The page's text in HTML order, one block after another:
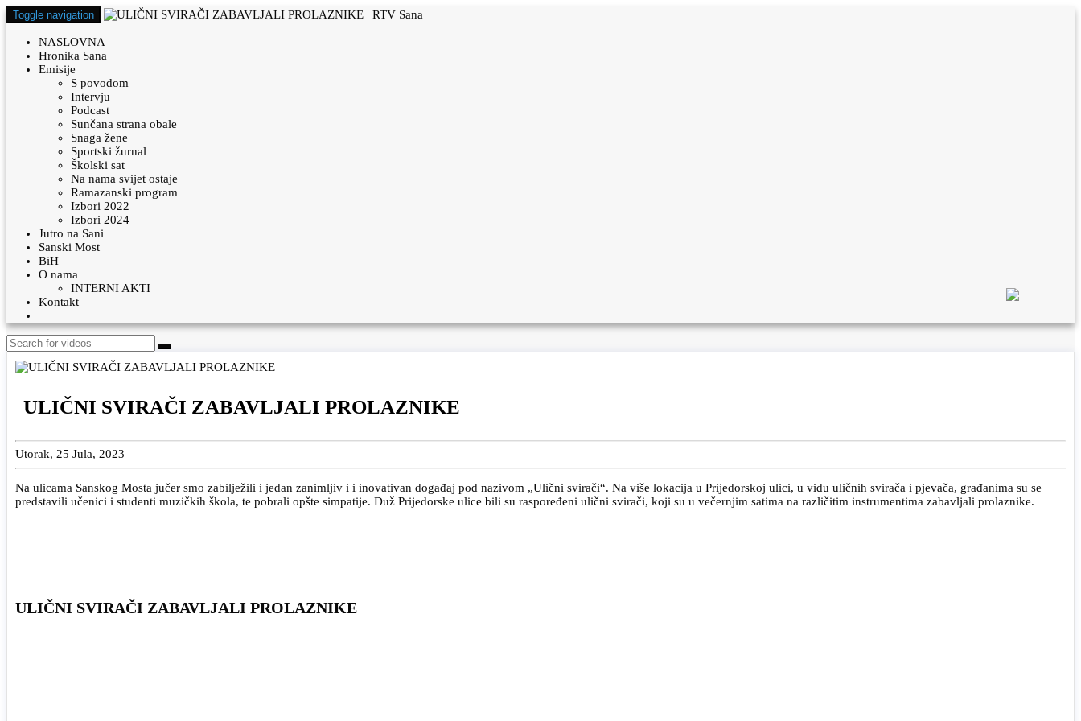
Toggle navigation
NASLOVNA
Hronika Sana
Emisije
S povodom
Intervju
Podcast
Sunčana strana obale
Snaga žene
Sportski žurnal
Školski sat
Na nama svijet ostaje
Ramazanski program
Izbori 2022
Izbori 2024
Jutro na Sani
Sanski Most
BiH
O nama
INTERNI AKTI
Kontakt
ULIČNI SVIRAČI ZABAVLJALI PROLAZNIKE
Utorak, 25 Jula, 2023
Na ulicama Sanskog Mosta jučer smo zabilježili i jedan zanimljiv i i inovativan događaj pod nazivom „Ulični svirači“. Na više lokacija u Prijedorskoj ulici, u vidu uličnih svirača i pjevača, građanima su se
predstavili učenici i studenti muzičkih škola, te pobrali opšte simpatije. Duž Prijedorske ulice bili su raspoređeni ulični svirači, koji su u večernjim satima na različitim instrumentima zabavljali prolaznike.
ULIČNI SVIRAČI ZABAVLJALI PROLAZNIKE